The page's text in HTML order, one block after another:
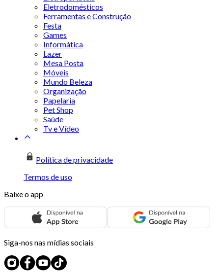
Eletrodomésticos
Ferramentas e Construção
Festa
Games
Informática
Lazer
Mesa Posta
Móveis
Mundo Beleza
Organização
Papelaria
Pet Shop
Saúde
Tv e Vídeo
Política de privacidade
Termos de uso
Baixe o app
Siga-nos nas mídias sociais